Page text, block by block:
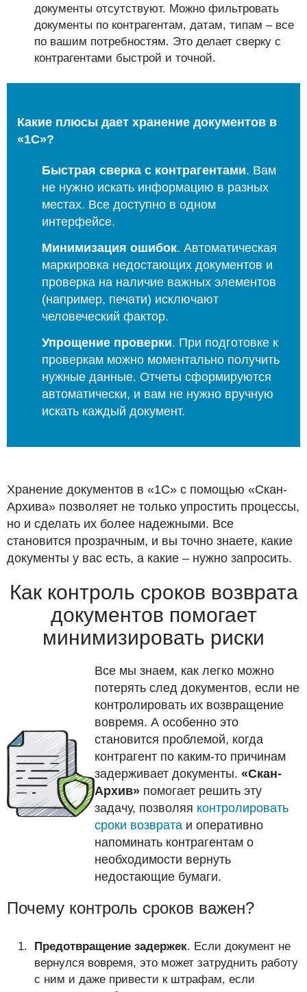
документы отсутствуют. Можно фильтровать
документы по контрагентам, датам, типам – все
по вашим потребностям. Это делает сверку с
контрагентами быстрой и точной.
Какие плюсы дает хранение документов в
«1С»?
Быстрая сверка с контрагентами. Вам
не нужно искать информацию в разных
местах. Все доступно в одном
интерфейсе.
Минимизация ошибок. Автоматическая
маркировка недостающих документов и
проверка на наличие важных элементов
(например, печати) исключают
человеческий фактор.
Упрощение проверки. При подготовке к
проверкам можно моментально получить
нужные данные. Отчеты сформируются
автоматически, и вам не нужно вручную
искать каждый документ.
Хранение документов в «1С» с помощью «Скан-
Архива» позволяет не только упростить процессы,
но и сделать их более надежными. Все
становится прозрачным, и вы точно знаете, какие
документы у вас есть, а какие – нужно запросить.
Как контроль сроков возврата
документов помогает
минимизировать риски
Все мы знаем, как легко можно
потерять след документов, если не
контролировать их возвращение
вовремя. А особенно это
становится проблемой, когда
контрагент по каким-то причинам
задерживает документы. «Скан-
Архив» помогает решить эту
задачу, позволяя контролировать
сроки возврата и оперативно
напоминать контрагентам о
необходимости вернуть
недостающие бумаги.
Почему контроль сроков важен?
Предотвращение задержек. Если документ не
вернулся вовремя, это может затруднить работу
с ним и даже привести к штрафам, если